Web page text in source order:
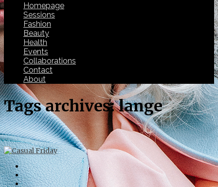
Homepage
Sessions
Fashion
Beauty
Health
Events
Collaborations
Contact
About
Tags archives: lange